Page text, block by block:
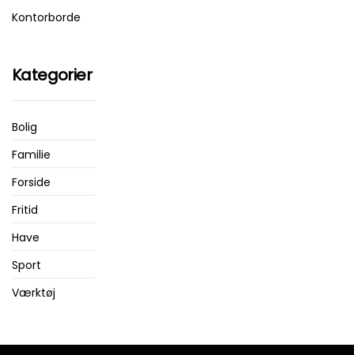
Kontorborde
Kategorier
Bolig
Familie
Forside
Fritid
Have
Sport
Værktøj